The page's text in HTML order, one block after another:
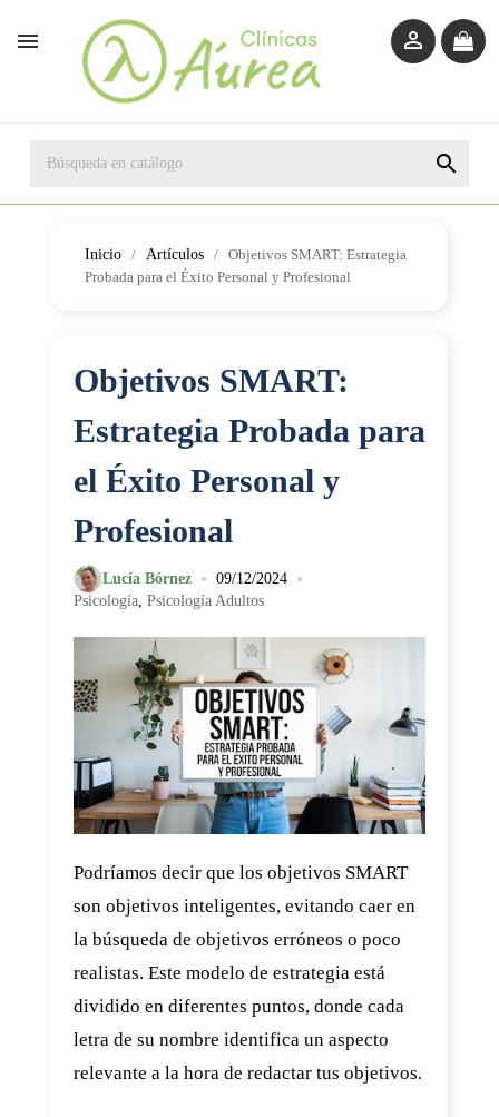
 

Inicio Artículos
Objetivos SMART: Estrategia
Probada para el Éxito Personal y Profesional
Objetivos SMART:
Estrategia Probada para
el Éxito Personal y
Profesional
Lucía Bórnez • 09/12/2024 •
Psicología, Psicología Adultos
Podríamos decir que los objetivos SMART
son objetivos inteligentes, evitando caer en
la búsqueda de objetivos erróneos o poco
realistas. Este modelo de estrategia está
dividido en diferentes puntos, donde cada
letra de su nombre identifica un aspecto
relevante a la hora de redactar tus objetivos.